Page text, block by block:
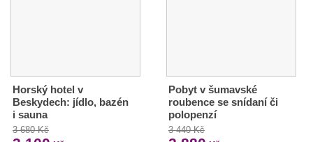
Horský hotel v
Beskydech: jídlo, bazén
i sauna
3 680 Kč
Pobyt v šumavské
roubence se snídaní či
polopenzí
3 440 Kč